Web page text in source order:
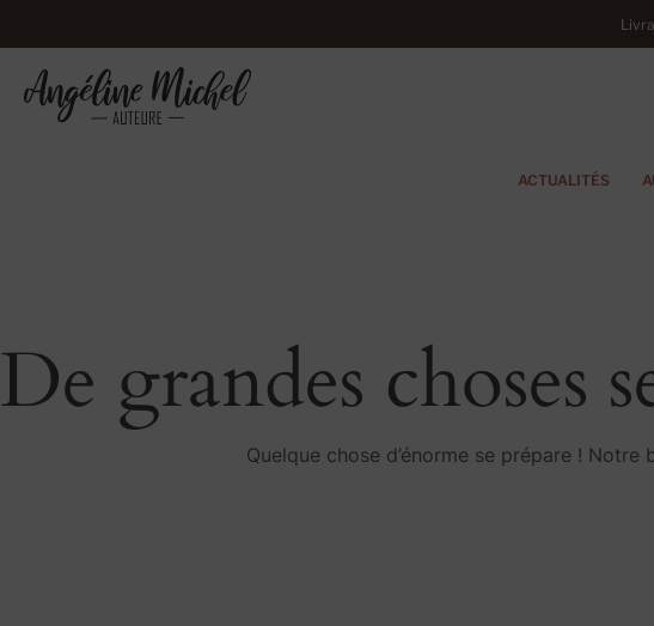
ACTUALITÉS
De grandes choses
Quelque chose d’énorme se prépare !